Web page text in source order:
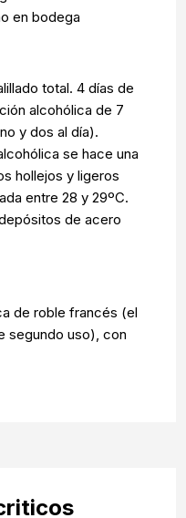
en bodega
total. 4 días de
alcohólica de 7
y dos al día).
se hace una
hollejos y ligeros
entre 28 y 29ºC.
de acero
de roble francés (el
segundo uso), con